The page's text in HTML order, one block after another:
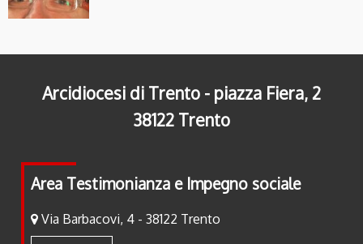
Arcidiocesi di Trento - piazza Fiera, 2
38122 Trento
Area Testimonianza e Impegno sociale
Via Barbacovi, 4 - 38122 Trento